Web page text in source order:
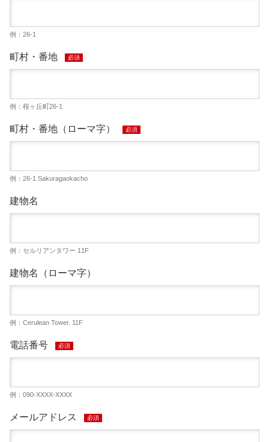
例：26-1
町村・番地 必須
例：桜ヶ丘町26-1
町村・番地（ローマ字） 必須
例：26-1 Sakuragaokacho
建物名
例：セルリアンタワー 11F
建物名（ローマ字）
例：Cerulean Tower. 11F
電話番号 必須
例：090-XXXX-XXXX
メールアドレス 必須